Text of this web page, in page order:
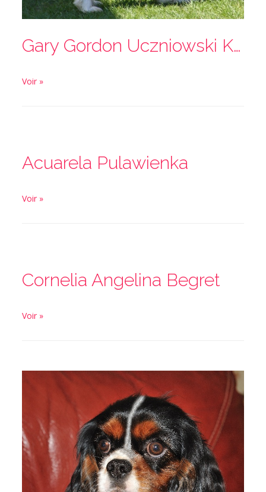
Gary Gordon Uczniowski Kaprys
Voir »
Acuarela Pulawienka
Voir »
Cornelia Angelina Begret
Voir »